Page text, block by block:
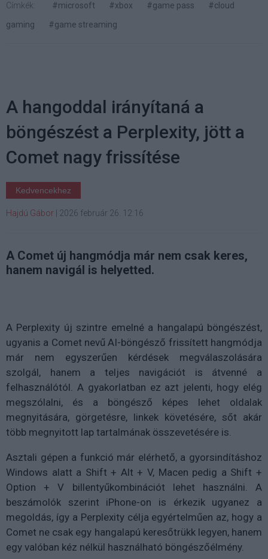
Címkék: #microsoft #xbox #game pass
#cloud
gaming
#game streaming
A hangoddal irányítaná a
böngészést a Perplexity, jött a
Comet nagy frissítése
Kedvencekhez
Hajdú Gábor 2026 február 26. 12:16
A Comet új hangmódja már nem csak keres,
hanem navigál is helyetted.
A Perplexity új szintre emelné a hangalapú böngészést,
ugyanis a Comet nevű AI-böngésző frissített hangmódja
már nem egyszerűen kérdések megválaszolására
szolgál, hanem a teljes navigációt is átvenné a
felhasználótól. A gyakorlatban ez azt jelenti, hogy elég
megszólalni, és a böngésző képes lehet oldalak
megnyitására, görgetésre, linkek követésére, sőt akár
több megnyitott lap tartalmának összevetésére is.
Asztali gépen a funkció már elérhető, a gyorsindításhoz
Windows alatt a Shift + Alt + V, Macen pedig a Shift +
Option + V billentyűkombinációt lehet használni. A
beszámolók szerint iPhone-on is érkezik ugyanez a
megoldás, így a Perplexity célja egyértelműen az, hogy a
Comet ne csak egy hangalapú keresőtrükk legyen, hanem
egy valóban kéz nélkül használható böngészőélmény.